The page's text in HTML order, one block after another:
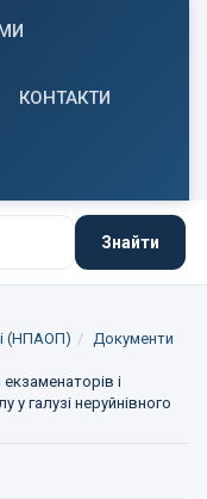
КОНТАКТИ
Знайти
(НПАОП)
Документи
і
у галузі неруйнівного